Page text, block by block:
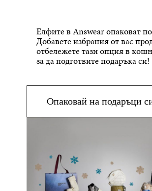
Елфите в Answear опаковат
Добавете избрания от вас
отбележете тази опция в
за да подготвите подаръка си!
Опаковай на подаръци